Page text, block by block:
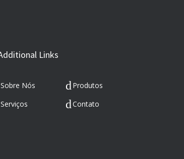
Links
Sobre Nós
Produtos
Serviços
Contato